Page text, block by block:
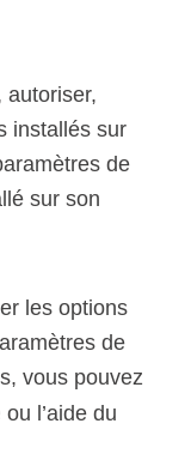
autoriser,
installés sur
de
sur son
les options
de
vous pouvez
ou l’aide du